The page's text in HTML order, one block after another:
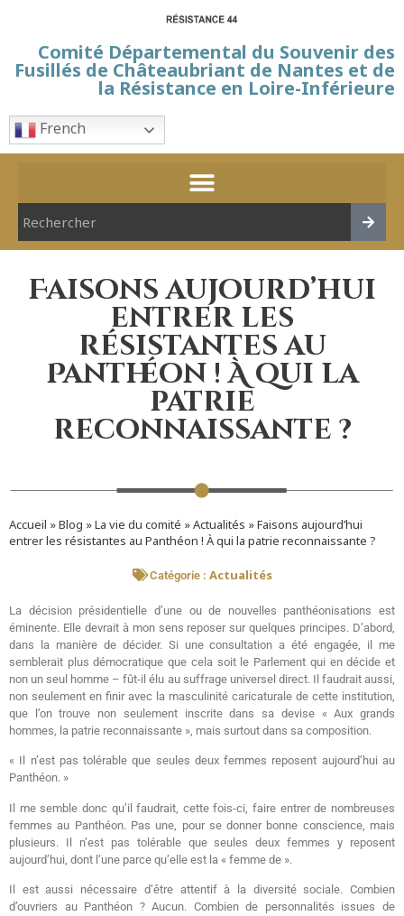
Comité Départemental du Souvenir des
Fusillés de Châteaubriant de Nantes et de
la Résistance en Loire-Inférieure
French
Faisons aujourd’hui
entrer les
résistantes au
Panthéon ! À qui la
patrie
reconnaissante ?
Accueil »Blog »La vie du comité »Actualités »Faisons aujourd’hui
entrer les résistantes au Panthéon ! À qui la patrie reconnaissante ?
Catégorie : Actualités
La décision présidentielle d’une ou de nouvelles panthéonisations est
éminente. Elle devrait à mon sens reposer sur quelques principes. D’abord,
dans la manière de décider. Si une consultation a été engagée, il me
semblerait plus démocratique que cela soit le Parlement qui en décide et
non un seul homme – fût-il élu au suffrage universel direct. Il faudrait aussi,
non seulement en finir avec la masculinité caricaturale de cette institution,
que l’on trouve non seulement inscrite dans sa devise « Aux grands
hommes, la patrie reconnaissante », mais surtout dans sa composition.
« Il n’est pas tolérable que seules deux femmes reposent aujourd’hui au
Panthéon. »
Il me semble donc qu’il faudrait, cette fois-ci, faire entrer de nombreuses
femmes au Panthéon. Pas une, pour se donner bonne conscience, mais
plusieurs. Il n’est pas tolérable que seules deux femmes y reposent
aujourd’hui, dont l’une parce qu’elle est la « femme de ».
Il est aussi nécessaire d’être attentif à la diversité sociale. Combien
d’ouvriers au Panthéon ? Aucun. Combien de personnalités issues de